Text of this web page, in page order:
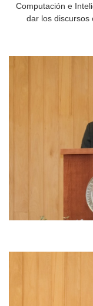
Computación e
dar los discursos